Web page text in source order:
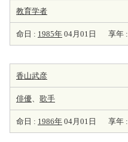
教育学者
命日 : 1985年 04月01日 享年 :
香山武彦
俳優、 歌手
命日 : 1986年 04月01日 享年 :